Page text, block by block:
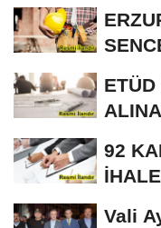
92
Vali